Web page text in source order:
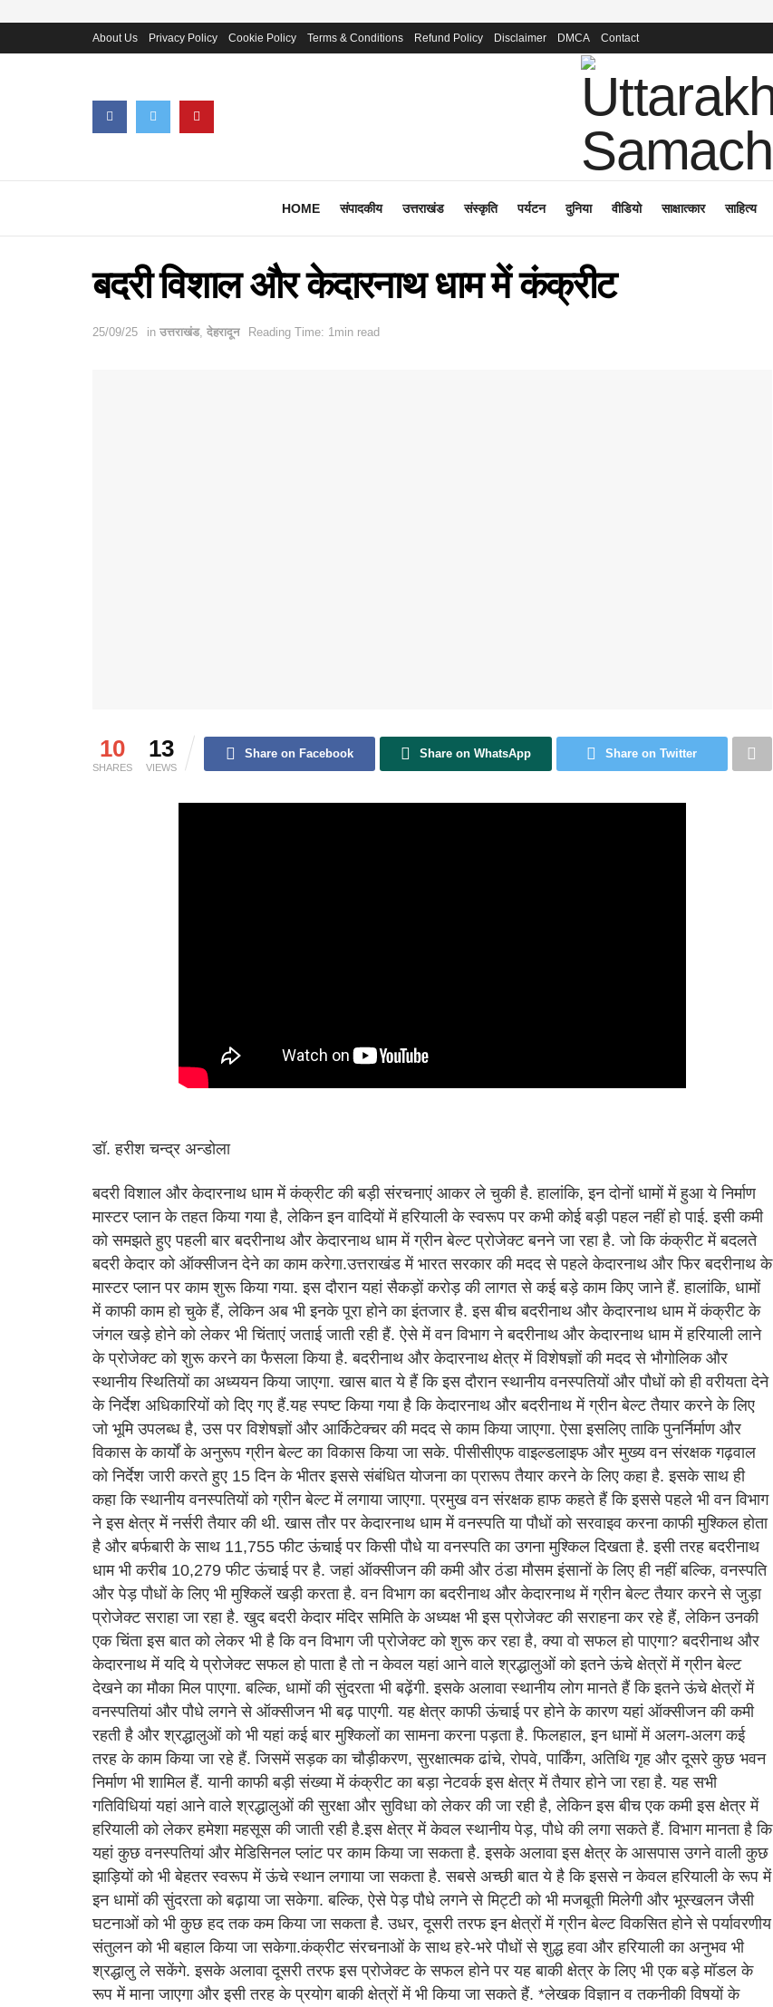
About Us Privacy Policy Cookie Policy Terms & Conditions Refund Policy Disclaimer DMCA Contact
HOME संपादकीय उत्तराखंड संस्कृति पर्यटन दुनिया वीडियो साक्षात्कार साहित्य
बदरी विशाल और केदारनाथ धाम में कंक्रीट
25/09/25 in उत्तराखंड, देहरादून Reading Time: 1min read
10
SHARES
13
VIEWS
Share on Facebook Share on WhatsApp Share on Twitter
डॉ. हरीश चन्द्र अन्डोला
बदरी विशाल और केदारनाथ धाम में कंक्रीट की बड़ी संरचनाएं आकर ले चुकी है. हालांकि, इन दोनों धामों में हुआ ये निर्माण
मास्टर प्लान के तहत किया गया है, लेकिन इन वादियों में हरियाली के स्वरूप पर कभी कोई बड़ी पहल नहीं हो पाई. इसी कमी
को समझते हुए पहली बार बदरीनाथ और केदारनाथ धाम में ग्रीन बेल्ट प्रोजेक्ट बनने जा रहा है. जो कि कंक्रीट में बदलते
बदरी केदार को ऑक्सीजन देने का काम करेगा.उत्तराखंड में भारत सरकार की मदद से पहले केदारनाथ और फिर बदरीनाथ के
मास्टर प्लान पर काम शुरू किया गया. इस दौरान यहां सैकड़ों करोड़ की लागत से कई बड़े काम किए जाने हैं. हालांकि, धामों
में काफी काम हो चुके हैं, लेकिन अब भी इनके पूरा होने का इंतजार है. इस बीच बदरीनाथ और केदारनाथ धाम में कंक्रीट के
जंगल खड़े होने को लेकर भी चिंताएं जताई जाती रही हैं. ऐसे में वन विभाग ने बदरीनाथ और केदारनाथ धाम में हरियाली लाने
के प्रोजेक्ट को शुरू करने का फैसला किया है. बदरीनाथ और केदारनाथ क्षेत्र में विशेषज्ञों की मदद से भौगोलिक और
स्थानीय स्थितियों का अध्ययन किया जाएगा. खास बात ये हैं कि इस दौरान स्थानीय वनस्पतियों और पौधों को ही वरीयता देने
के निर्देश अधिकारियों को दिए गए हैं.यह स्पष्ट किया गया है कि केदारनाथ और बदरीनाथ में ग्रीन बेल्ट तैयार करने के लिए
जो भूमि उपलब्ध है, उस पर विशेषज्ञों और आर्किटेक्चर की मदद से काम किया जाएगा. ऐसा इसलिए ताकि पुनर्निर्माण और
विकास के कार्यों के अनुरूप ग्रीन बेल्ट का विकास किया जा सके. पीसीसीएफ वाइल्डलाइफ और मुख्य वन संरक्षक गढ़वाल
को निर्देश जारी करते हुए 15 दिन के भीतर इससे संबंधित योजना का प्रारूप तैयार करने के लिए कहा है. इसके साथ ही
कहा कि स्थानीय वनस्पतियों को ग्रीन बेल्ट में लगाया जाएगा. प्रमुख वन संरक्षक हाफ कहते हैं कि इससे पहले भी वन विभाग
ने इस क्षेत्र में नर्सरी तैयार की थी. खास तौर पर केदारनाथ धाम में वनस्पति या पौधों को सरवाइव करना काफी मुश्किल होता
है और बर्फबारी के साथ 11,755 फीट ऊंचाई पर किसी पौधे या वनस्पति का उगना मुश्किल दिखता है. इसी तरह बदरीनाथ
धाम भी करीब 10,279 फीट ऊंचाई पर है. जहां ऑक्सीजन की कमी और ठंडा मौसम इंसानों के लिए ही नहीं बल्कि, वनस्पति
और पेड़ पौधों के लिए भी मुश्किलें खड़ी करता है. वन विभाग का बदरीनाथ और केदारनाथ में ग्रीन बेल्ट तैयार करने से जुड़ा
प्रोजेक्ट सराहा जा रहा है. खुद बदरी केदार मंदिर समिति के अध्यक्ष भी इस प्रोजेक्ट की सराहना कर रहे हैं, लेकिन उनकी
एक चिंता इस बात को लेकर भी है कि वन विभाग जी प्रोजेक्ट को शुरू कर रहा है, क्या वो सफल हो पाएगा? बदरीनाथ और
केदारनाथ में यदि ये प्रोजेक्ट सफल हो पाता है तो न केवल यहां आने वाले श्रद्धालुओं को इतने ऊंचे क्षेत्रों में ग्रीन बेल्ट
देखने का मौका मिल पाएगा. बल्कि, धामों की सुंदरता भी बढ़ेंगी. इसके अलावा स्थानीय लोग मानते हैं कि इतने ऊंचे क्षेत्रों में
वनस्पतियां और पौधे लगने से ऑक्सीजन भी बढ़ पाएगी. यह क्षेत्र काफी ऊंचाई पर होने के कारण यहां ऑक्सीजन की कमी
रहती है और श्रद्धालुओं को भी यहां कई बार मुश्किलों का सामना करना पड़ता है. फिलहाल, इन धामों में अलग-अलग कई
तरह के काम किया जा रहे हैं. जिसमें सड़क का चौड़ीकरण, सुरक्षात्मक ढांचे, रोपवे, पार्किंग, अतिथि गृह और दूसरे कुछ भवन
निर्माण भी शामिल हैं. यानी काफी बड़ी संख्या में कंक्रीट का बड़ा नेटवर्क इस क्षेत्र में तैयार होने जा रहा है. यह सभी
गतिविधियां यहां आने वाले श्रद्धालुओं की सुरक्षा और सुविधा को लेकर की जा रही है, लेकिन इस बीच एक कमी इस क्षेत्र में
हरियाली को लेकर हमेशा महसूस की जाती रही है.इस क्षेत्र में केवल स्थानीय पेड़, पौधे की लगा सकते हैं. विभाग मानता है कि
यहां कुछ वनस्पतियां और मेडिसिनल प्लांट पर काम किया जा सकता है. इसके अलावा इस क्षेत्र के आसपास उगने वाली कुछ
झाड़ियों को भी बेहतर स्वरूप में ऊंचे स्थान लगाया जा सकता है. सबसे अच्छी बात ये है कि इससे न केवल हरियाली के रूप में
इन धामों की सुंदरता को बढ़ाया जा सकेगा. बल्कि, ऐसे पेड़ पौधे लगने से मिट्टी को भी मजबूती मिलेगी और भूस्खलन जैसी
घटनाओं को भी कुछ हद तक कम किया जा सकता है. उधर, दूसरी तरफ इन क्षेत्रों में ग्रीन बेल्ट विकसित होने से पर्यावरणीय
संतुलन को भी बहाल किया जा सकेगा.कंक्रीट संरचनाओं के साथ हरे-भरे पौधों से शुद्ध हवा और हरियाली का अनुभव भी
श्रद्धालु ले सकेंगे. इसके अलावा दूसरी तरफ इस प्रोजेक्ट के सफल होने पर यह बाकी क्षेत्र के लिए भी एक बड़े मॉडल के
रूप में माना जाएगा और इसी तरह के प्रयोग बाकी क्षेत्रों में भी किया जा सकते हैं. *लेखक विज्ञान व तकनीकी विषयों के